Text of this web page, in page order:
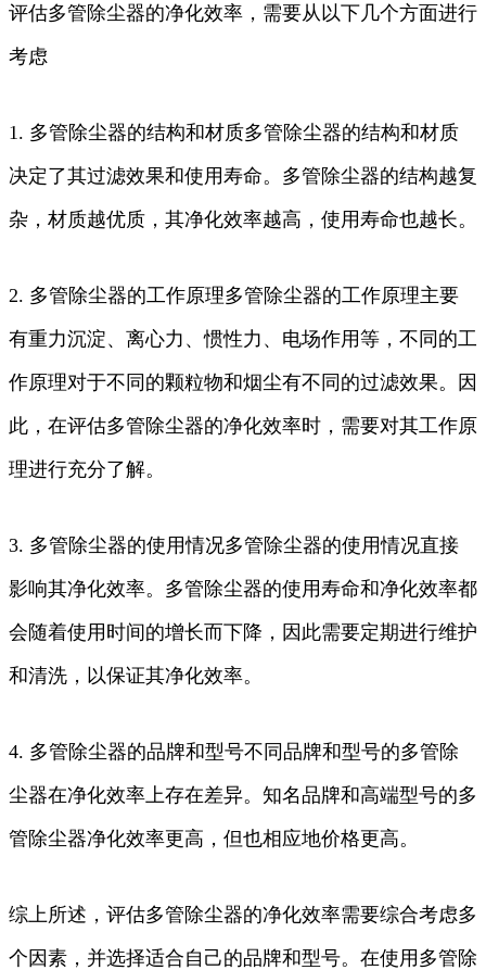
评估多管除尘器的净化效率，需要从以下几个方面进行
考虑
1. 多管除尘器的结构和材质多管除尘器的结构和材质
决定了其过滤效果和使用寿命。多管除尘器的结构越复
杂，材质越优质，其净化效率越高，使用寿命也越长。
2. 多管除尘器的工作原理多管除尘器的工作原理主要
有重力沉淀、离心力、惯性力、电场作用等，不同的工
作原理对于不同的颗粒物和烟尘有不同的过滤效果。因
此，在评估多管除尘器的净化效率时，需要对其工作原
理进行充分了解。
3. 多管除尘器的使用情况多管除尘器的使用情况直接
影响其净化效率。多管除尘器的使用寿命和净化效率都
会随着使用时间的增长而下降，因此需要定期进行维护
和清洗，以保证其净化效率。
4. 多管除尘器的品牌和型号不同品牌和型号的多管除
尘器在净化效率上存在差异。知名品牌和高端型号的多
管除尘器净化效率更高，但也相应地价格更高。
综上所述，评估多管除尘器的净化效率需要综合考虑多
个因素，并选择适合自己的品牌和型号。在使用多管除